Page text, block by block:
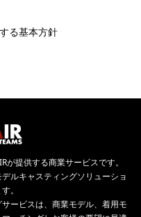
る基本方針
提供する商業サービスです。
ルキャスティングソリューショ
。
ービスは、商業モデル、着用モ